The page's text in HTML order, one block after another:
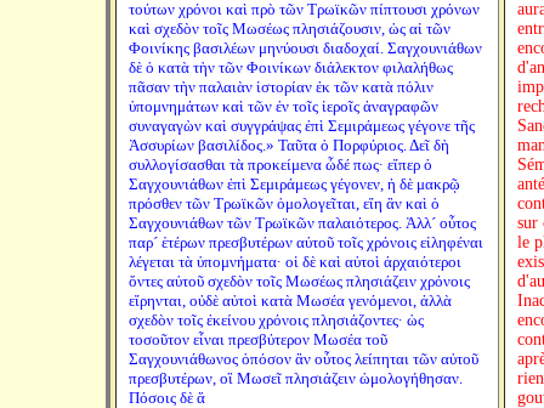
τούτων χρόνοι καὶ πρὸ τῶν Τρωϊκῶν πίπτουσι χρόνων
καὶ σχεδὸν τοῖς Μωσέως πλησιάζουσιν, ὡς αἱ τῶν
Φοινίκης βασιλέων μηνύουσι διαδοχαί. Σαγχουνιάθων
δὲ ὁ κατὰ τὴν τῶν Φοινίκων διάλεκτον φιλαλήθως
πᾶσαν τὴν παλαιὰν ἱστορίαν ἐκ τῶν κατὰ πόλιν
ὑπομνημάτων καὶ τῶν ἐν τοῖς ἱεροῖς ἀναγραφῶν
συναγαγὼν καὶ συγγράψας ἐπὶ Σεμιράμεως γέγονε τῆς
Ἀσσυρίων βασιλίδος.» Ταῦτα ὁ Πορφύριος. Δεῖ δὴ
συλλογίσασθαι τὰ προκείμενα ὧδέ πως· εἴπερ ὁ
Σαγχουνιάθων ἐπὶ Σεμιράμεως γέγονεν, ἡ δὲ μακρῷ
πρόσθεν τῶν Τρωϊκῶν ὁμολογεῖται, εἴη ἂν καὶ ὁ
Σαγχουνιάθων τῶν Τρωϊκῶν παλαιότερος. Ἀλλ´ οὗτος
παρ´ ἑτέρων πρεσβυτέρων αὐτοῦ τοῖς χρόνοις εἰληφέναι
λέγεται τὰ ὑπομνήματα· οἱ δὲ καὶ αὐτοὶ ἀρχαιότεροι
ὄντες αὐτοῦ σχεδὸν τοῖς Μωσέως πλησιάζειν χρόνοις
εἴρηνται, οὐδὲ αὐτοὶ κατὰ Μωσέα γενόμενοι, ἀλλὰ
σχεδὸν τοῖς ἐκείνου χρόνοις πλησιάζοντες· ὡς
τοσοῦτον εἶναι πρεσβύτερον Μωσέα τοῦ
Σαγχουνιάθωνος ὁπόσον ἂν οὗτος λείπηται τῶν αὐτοῦ
πρεσβυτέρων, οἳ Μωσεῖ πλησιάζειν ὡμολογήθησαν.
Πόσοις δὲ ἄ